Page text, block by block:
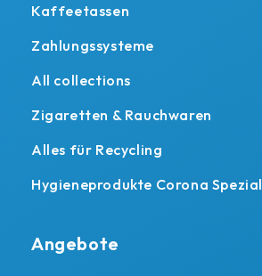
Kaffeetassen
Zahlungssysteme
All collections
Zigaretten & Rauchwaren
Alles für Recycling
Hygieneprodukte Corona Spezial
Angebote